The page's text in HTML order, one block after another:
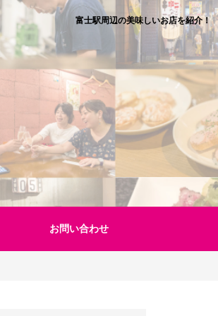
富士駅周辺の美味しいお店を紹介！
お問い合わせ